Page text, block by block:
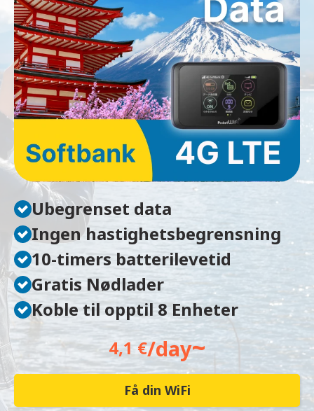
Ubegrenset data
Ingen hastighetsbegrensning
10-timers batterilevetid
Gratis Nødlader
Koble til opptil 8 Enheter
4,1 €/day~
Få din WiFi